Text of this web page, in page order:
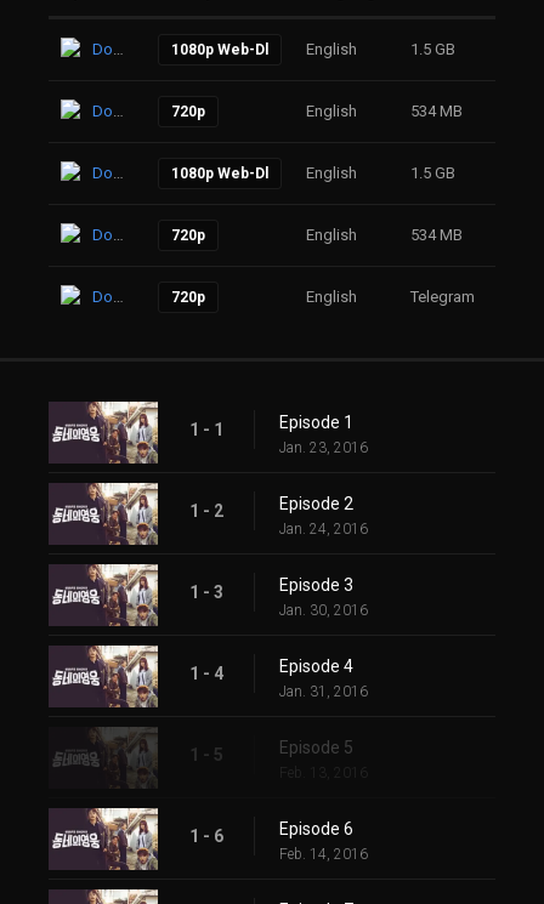
Download 1080p Web-Dl English 1.5 GB
Download 720p English 534 MB
Download 1080p Web-Dl English 1.5 GB
Download 720p English 534 MB
Download 720p English Telegram
1 - 1 Episode 1
Jan. 23, 2016
1 - 2 Episode 2
Jan. 24, 2016
1 - 3 Episode 3
Jan. 30, 2016
1 - 4 Episode 4
Jan. 31, 2016
1 - 5 Episode 5
Feb. 13, 2016
1 - 6 Episode 6
Feb. 14, 2016